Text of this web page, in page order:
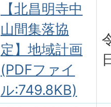
【北昌明寺中
山間集落協
定】地域計画
(PDFファイ
ル:749.8KB)